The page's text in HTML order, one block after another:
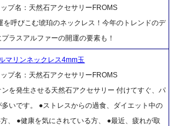
プ名：天然石アクセサリーFROMS
を呼びこむ琥珀のネックレス！今年のトレンドのデ
ラスアルファーの開運の要素も！
マリンネックレス4mm玉
プ名：天然石アクセサリーFROMS
を発生させる天然石アクセサリー 付けてすぐ、パ
いです。 ●ストレスからの過食、ダイエット中の
、 ●健康を気にされている方、 ●最近、疲れが取